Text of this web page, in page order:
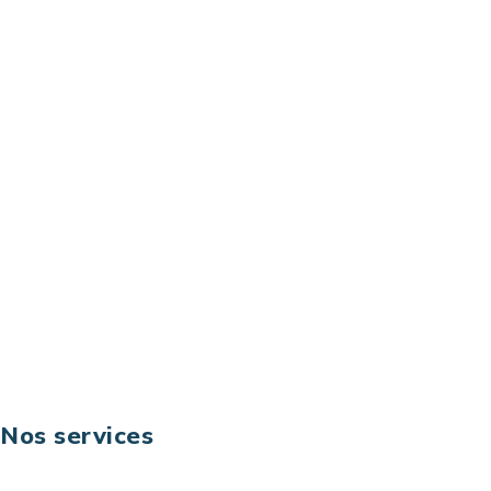
Nos services